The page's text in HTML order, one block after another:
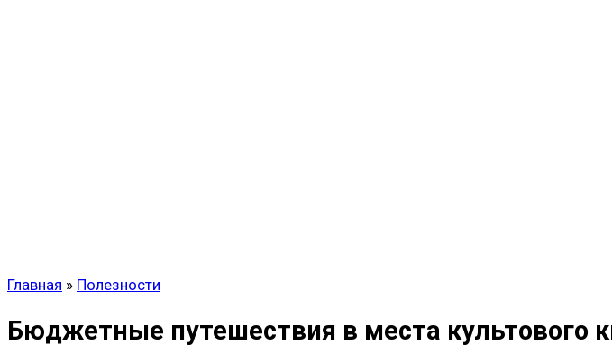
Главная » Полезности
Бюджетные путешествия в места